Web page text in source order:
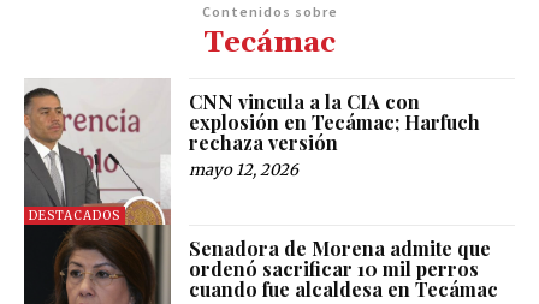
Contenidos sobre
Tecámac
DESTACADOS
CNN vincula a la CIA con
explosión en Tecámac; Harfuch
rechaza versión
mayo 12, 2026
Senadora de Morena admite que
ordenó sacrificar 10 mil perros
cuando fue alcaldesa en Tecámac